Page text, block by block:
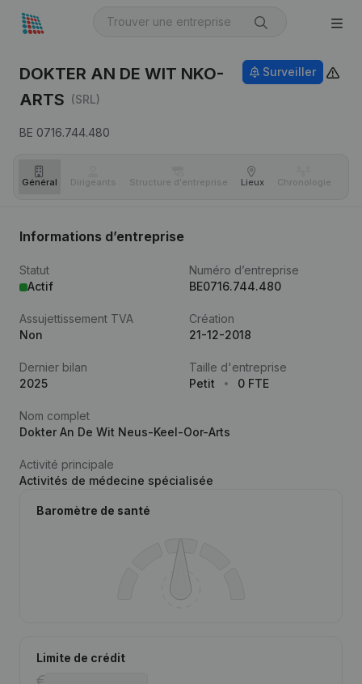
DOKTER AN DE WIT NKO-
ARTS (SRL)
BE 0716.744.480
Surveiller
Général Dirigeants Structure d'entreprise Lieux Chronologie
Informations d’entreprise
Statut
Actif
Numéro d’entreprise
BE0716.744.480
Assujettissement TVA
Non
Création
21-12-2018
Dernier bilan
2025
Taille d'entreprise
Petit
0 FTE
Nom complet
Dokter An De Wit Neus-Keel-Oor-Arts
Activité principale
Activités de médecine spécialisée
Baromètre de santé
Limite de crédit